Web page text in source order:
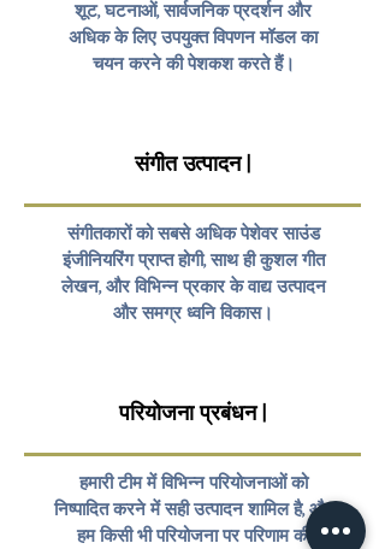
शूट, घटनाओं, सार्वजनिक प्रदर्शन और
अधिक के लिए उपयुक्त विपणन मॉडल का
चयन करने की पेशकश करते हैं।
संगीत उत्पादन |
संगीतकारों को सबसे अधिक पेशेवर साउंड
इंजीनियरिंग प्राप्त होगी, साथ ही कुशल गीत
लेखन, और विभिन्न प्रकार के वाद्य उत्पादन
और समग्र ध्वनि विकास।
परियोजना प्रबंधन |
हमारी टीम में विभिन्न परियोजनाओं को
निष्पादित करने में सही उत्पादन शामिल है, और
हम किसी भी परियोजना पर परिणाम की